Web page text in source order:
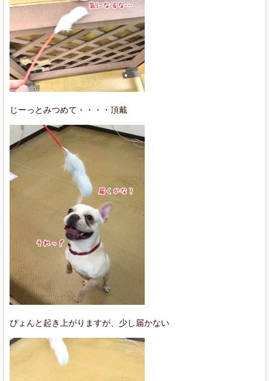
じーっとみつめて・・・・頂戴
ぴょんと起き上がりますが、少し届かない